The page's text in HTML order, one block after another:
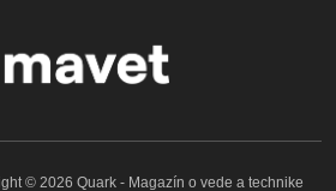
© 2026 Quark - Magazín o vede a technike